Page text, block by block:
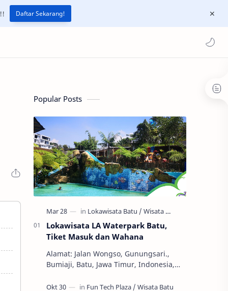
Daftar Sekarang!
Popular Posts
Lokawisata LA Waterpark Batu,
Tiket Masuk dan Wahana
Alamat: Jalan Wongso, Gunungsari.,
Bumiaji, Batu, Jawa Timur, Indonesia,
Ekonomi dan Bisnis, S1, SWASTA, Teknik